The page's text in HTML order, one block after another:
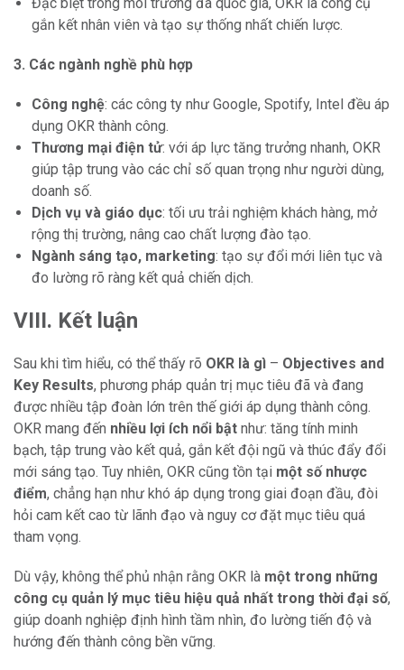
gắn kết nhân viên và tạo sự thống nhất chiến lược.
3. Các ngành nghề phù hợp
Công nghệ: các công ty như Google, Spotify, Intel đều áp
dụng OKR thành công.
Thương mại điện tử: với áp lực tăng trưởng nhanh, OKR
giúp tập trung vào các chỉ số quan trọng như người dùng,
doanh số.
Dịch vụ và giáo dục: tối ưu trải nghiệm khách hàng, mở
rộng thị trường, nâng cao chất lượng đào tạo.
Ngành sáng tạo, marketing: tạo sự đổi mới liên tục và
đo lường rõ ràng kết quả chiến dịch.
VIII. Kết luận
Sau khi tìm hiểu, có thể thấy rõ OKR là gì – Objectives and
Key Results, phương pháp quản trị mục tiêu đã và đang
được nhiều tập đoàn lớn trên thế giới áp dụng thành công.
OKR mang đến nhiều lợi ích nổi bật như: tăng tính minh
bạch, tập trung vào kết quả, gắn kết đội ngũ và thúc đẩy đổi
mới sáng tạo. Tuy nhiên, OKR cũng tồn tại một số nhược
điểm, chẳng hạn như khó áp dụng trong giai đoạn đầu, đòi
hỏi cam kết cao từ lãnh đạo và nguy cơ đặt mục tiêu quá
tham vọng.
Dù vậy, không thể phủ nhận rằng OKR là một trong những
công cụ quản lý mục tiêu hiệu quả nhất trong thời đại số,
giúp doanh nghiệp định hình tầm nhìn, đo lường tiến độ và
hướng đến thành công bền vững.